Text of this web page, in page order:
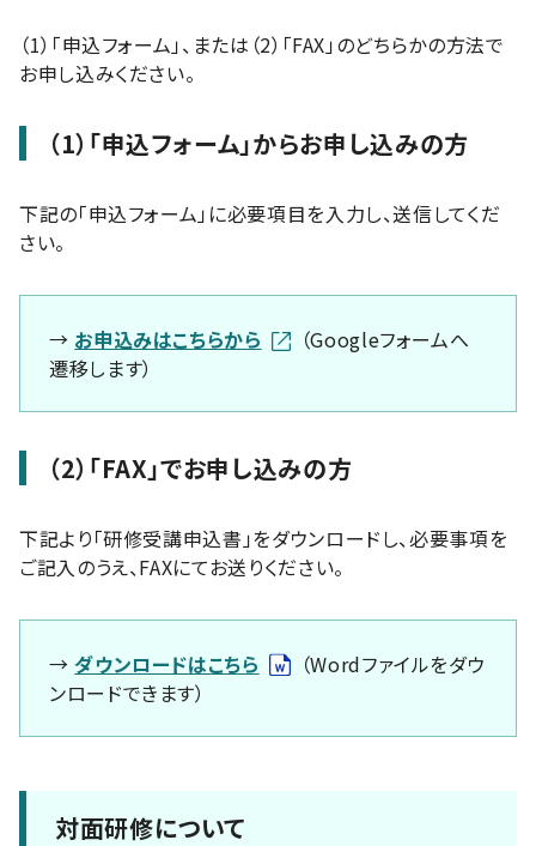
（1）「申込フォーム」、または（2）「FAX」のどちらかの方法で
お申し込みください。
（1）「申込フォーム」からお申し込みの方
下記の「申込フォーム」に必要項目を入力し、送信してくだ
さい。
→ お申込みはこちらから
（Googleフォームへ
遷移します）
（2）「FAX」でお申し込みの方
下記より「研修受講申込書」をダウンロードし、必要事項を
ご記入のうえ、FAXにてお送りください。
→ダウンロードはこちら
（Wordファイルをダウ
ンロードできます）
対面研修について